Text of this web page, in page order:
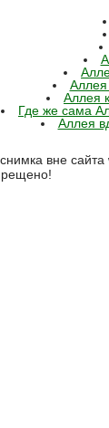
Аллея
Аллея
Где же сама
Аллея
вне